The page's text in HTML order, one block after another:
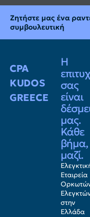
Ζητήστε μας ένα
συμβουλευτική
CPA
KUDOS
GREECE
Η
σας
είναι
μας.
Κάθε
βήμα,
μαζί.
Εταιρεία
στην
Ελλάδα